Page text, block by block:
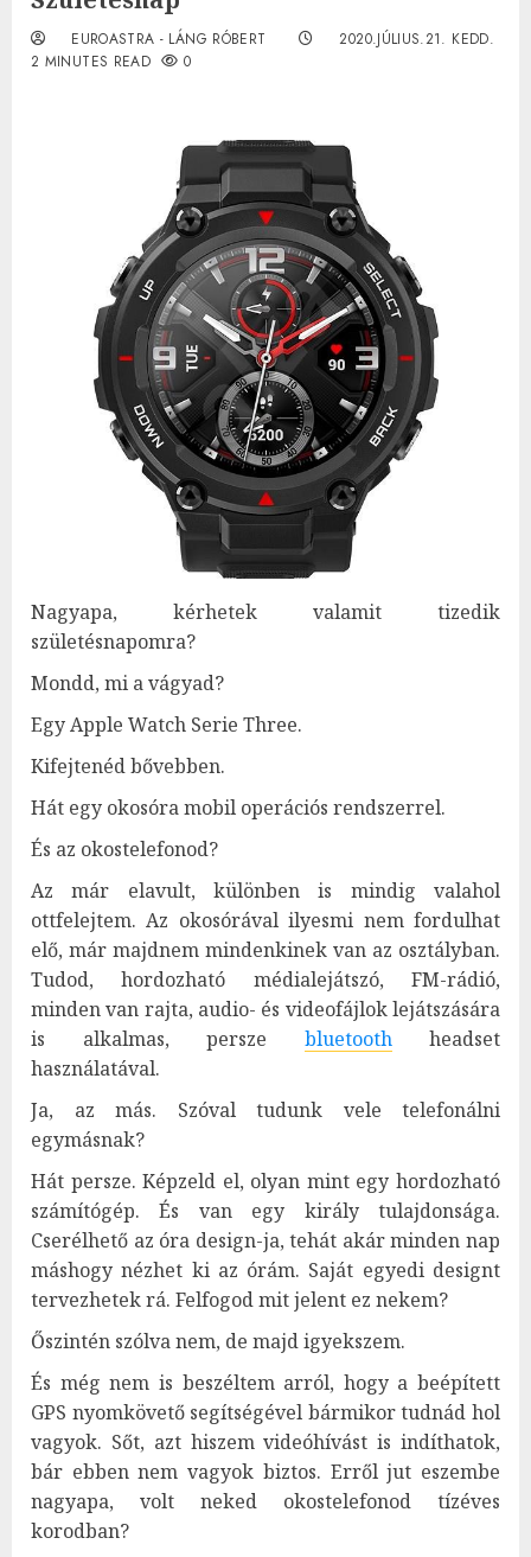
EUROASTRA - LÁNG RÓBERT
2020.JÚLIUS.21. KEDD.
2 MINUTES READ
0
Nagyapa, kérhetek valamit tizedik
születésnapomra?
Mondd, mi a vágyad?
Egy Apple Watch Serie Three.
Kifejtenéd bővebben.
Hát egy okosóra mobil operációs rendszerrel.
És az okostelefonod?
Az már elavult, különben is mindig valahol
ottfelejtem. Az okosórával ilyesmi nem fordulhat
elő, már majdnem mindenkinek van az osztályban.
Tudod, hordozható médialejátszó, FM-rádió,
minden van rajta, audio- és videofájlok lejátszására
is alkalmas, persze bluetooth
headset
használatával.
Ja, az más. Szóval tudunk vele telefonálni
egymásnak?
Hát persze. Képzeld el, olyan mint egy hordozható
számítógép. És van egy király tulajdonsága.
Cserélhető az óra design-ja, tehát akár minden nap
máshogy nézhet ki az órám. Saját egyedi designt
tervezhetek rá. Felfogod mit jelent ez nekem?
Őszintén szólva nem, de majd igyekszem.
És még nem is beszéltem arról, hogy a beépített
GPS nyomkövető segítségével bármikor tudnád hol
vagyok. Sőt, azt hiszem videóhívást is indíthatok,
bár ebben nem vagyok biztos. Erről jut eszembe
nagyapa, volt neked okostelefonod tízéves
korodban?